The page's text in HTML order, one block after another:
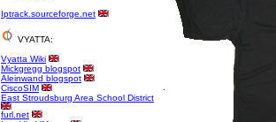
Iptrack.sourceforge.net
VYATTA:
Vyatta Wiki
Mickgregg blogspot
Aleinwand blogspot
CiscoSIM
East Stroudsburg Area School District
furl.net